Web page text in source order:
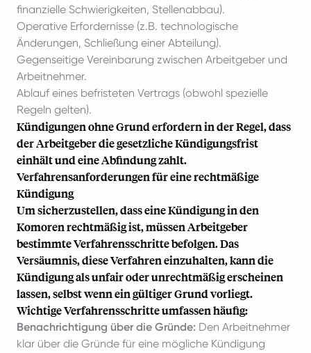
finanzielle Schwierigkeiten, Stellenabbau).
Operative Erfordernisse (z.B. technologische
Änderungen, Schließung einer Abteilung).
Gegenseitige Vereinbarung zwischen Arbeitgeber und
Arbeitnehmer.
Ablauf eines befristeten Vertrags (obwohl spezielle
Regeln gelten).
Kündigungen ohne Grund erfordern in der Regel, dass
der Arbeitgeber die gesetzliche Kündigungsfrist
einhält und eine Abfindung zahlt.
Verfahrensanforderungen für eine rechtmäßige
Kündigung
Um sicherzustellen, dass eine Kündigung in den
Komoren rechtmäßig ist, müssen Arbeitgeber
bestimmte Verfahrensschritte befolgen. Das
Versäumnis, diese Verfahren einzuhalten, kann die
Kündigung als unfair oder unrechtmäßig erscheinen
lassen, selbst wenn ein gültiger Grund vorliegt.
Wichtige Verfahrensschritte umfassen häufig:
Benachrichtigung über die Gründe: Den Arbeitnehmer
klar über die Gründe für eine mögliche Kündigung